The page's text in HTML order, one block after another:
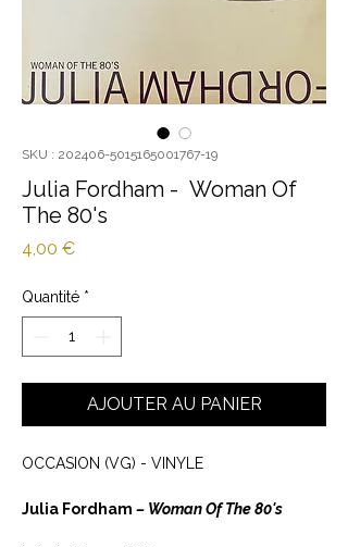
SKU : 202406-5015165001767-19
Julia Fordham - Woman Of
The 80's
4,00 €Prix
Quantité *
AJOUTER AU PANIER
OCCASION (VG) - VINYLE
Julia Fordham ‎– Woman Of The 80's